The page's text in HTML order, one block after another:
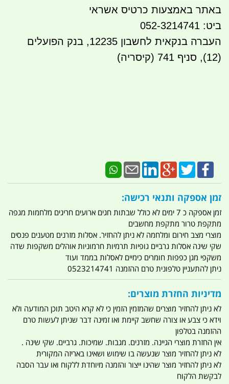
באתר באמצעות כרטיס אשראי
ביט: 052-3214741
העברה בנקאית לחשבון 12235, בנק הפועלים
(12), סניף 741 (קיסריה)
זמן אספקה ותנאי רכישה:
זמן אספקה כ 7 ימים לא כולל שבתות חגים ארועים חריגים מלחמות מגפה
מתקפת טרור מתקפת מחשבים
מוצרי מצב חירום ומלחמה לא ניתן להחזיר. אסלות מזרנים מטענים פנסים
שקי שינה אסלות גרביים גופיות תרמיות חרמוניות אוהלים משקפות שדה
משקפי מגן כפפות חומרים כימיים לאסלות בממד ועוד
ניתן להתעניין טלפונית טרם ההזמנה 0523214741
מדיניות החזרת מוצרים:
לא ניתן להחזיר מוצרים שהמזמין הזמין כי לא קרא היטב תוכן המודעה ולא
וידא כי צבע או צורה שחשב קיימת ואו זמינה דבר שניתן לעשות טרם
ההזמנה בטלפון
אין החזרת מוצרי הגיינה. מזרנים. מגבות. שמיכות. גרביים. שקי שינה .
לא ניתן להחזיר מוצר שנעשה בו שימוש ושאינו באריזה המקורית
לא ניתן להחזיר מוצר שהינו ייצור והזמנה מיוחדת ללקוח ואו עבר הסבה
לבקשת הלקוח